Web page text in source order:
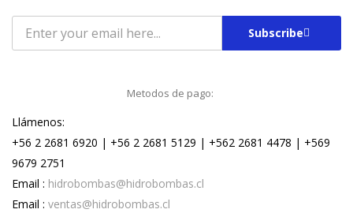
Subscribe
Metodos de pago:
Llámenos:
+56 2 2681 6920 | +56 2 2681 5129 | +562 2681 4478 | +569
9679 2751
Email : hidrobombas@hidrobombas.cl
Email : ventas@hidrobombas.cl